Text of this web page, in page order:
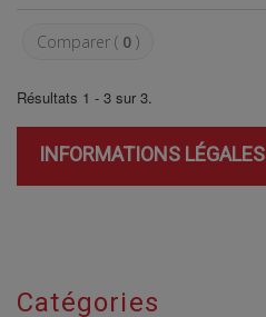
Comparer ( 0 )
Résultats 1 - 3 sur 3.
INFORMATIONS LÉGALES
Catégories